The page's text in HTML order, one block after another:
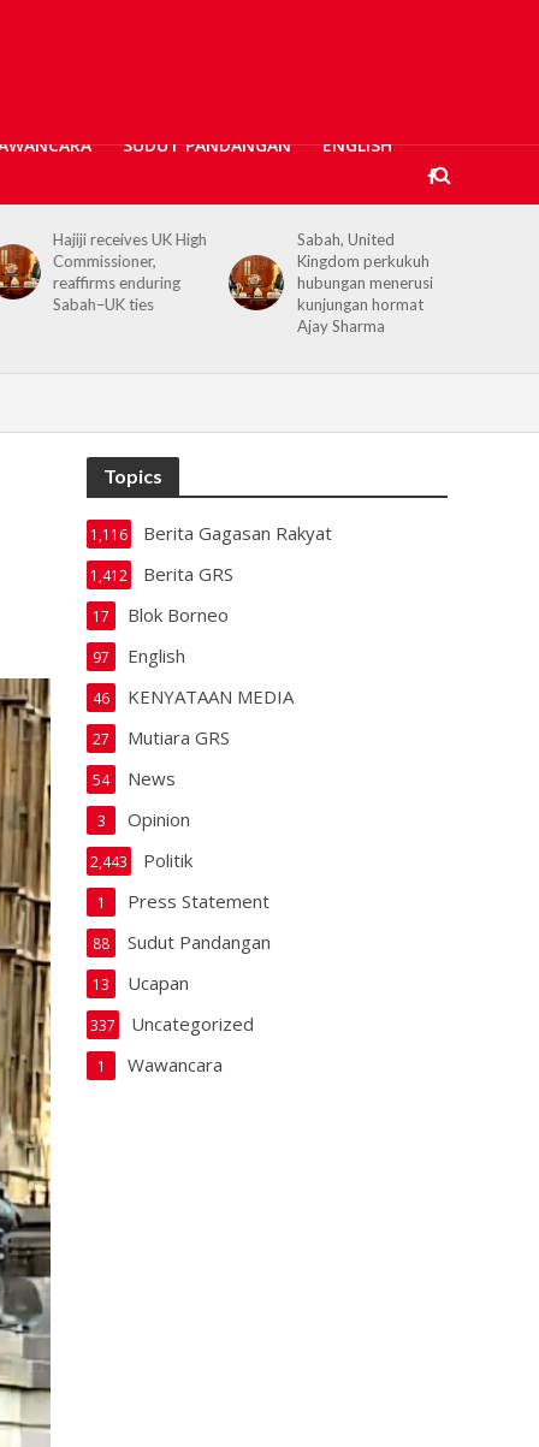
SUDUT PANDANGAN ENGLISH
Sabah, United
Kingdom perkukuh
hubungan menerusi
kunjungan hormat
Kerajaan Negeri
prihatin, 362 mangsa
banjir Tawau terima
bantuan kewangan
Topics
Berita Gagasan Rakyat
1,116
Berita GRS
1,412
Blok Borneo
17
English
97
KENYATAAN MEDIA
46
Mutiara GRS
27
News
54
Opinion
3
Politik
2,443
Press Statement
1
Sudut Pandangan
88
Ucapan
13
Uncategorized
337
Wawancara
1